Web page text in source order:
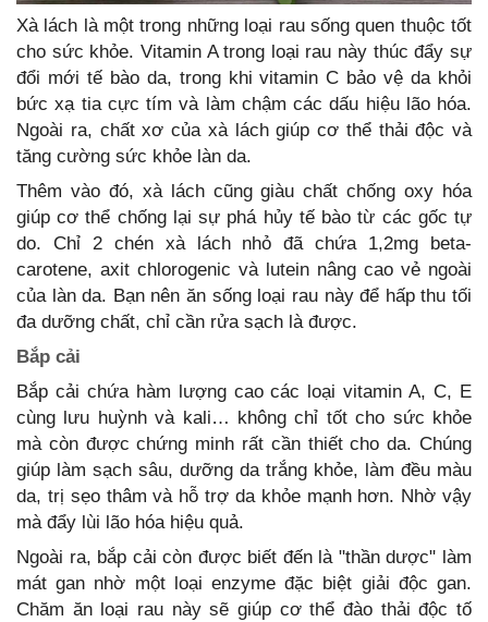
Xà lách là một trong những loại rau sống quen thuộc tốt
cho sức khỏe. Vitamin A trong loại rau này thúc đẩy sự
đổi mới tế bào da, trong khi vitamin C bảo vệ da khỏi
bức xạ tia cực tím và làm chậm các dấu hiệu lão hóa.
Ngoài ra, chất xơ của xà lách giúp cơ thể thải độc và
tăng cường sức khỏe làn da.
Thêm vào đó, xà lách cũng giàu chất chống oxy hóa
giúp cơ thể chống lại sự phá hủy tế bào từ các gốc tự
do. Chỉ 2 chén xà lách nhỏ đã chứa 1,2mg beta-
carotene, axit chlorogenic và lutein nâng cao vẻ ngoài
của làn da. Bạn nên ăn sống loại rau này để hấp thu tối
đa dưỡng chất, chỉ cần rửa sạch là được.
Bắp cải
Bắp cải chứa hàm lượng cao các loại vitamin A, C, E
cùng lưu huỳnh và kali… không chỉ tốt cho sức khỏe
mà còn được chứng minh rất cần thiết cho da. Chúng
giúp làm sạch sâu, dưỡng da trắng khỏe, làm đều màu
da, trị sẹo thâm và hỗ trợ da khỏe mạnh hơn. Nhờ vậy
mà đẩy lùi lão hóa hiệu quả.
Ngoài ra, bắp cải còn được biết đến là "thần dược" làm
mát gan nhờ một loại enzyme đặc biệt giải độc gan.
Chăm ăn loại rau này sẽ giúp cơ thể đào thải độc tố